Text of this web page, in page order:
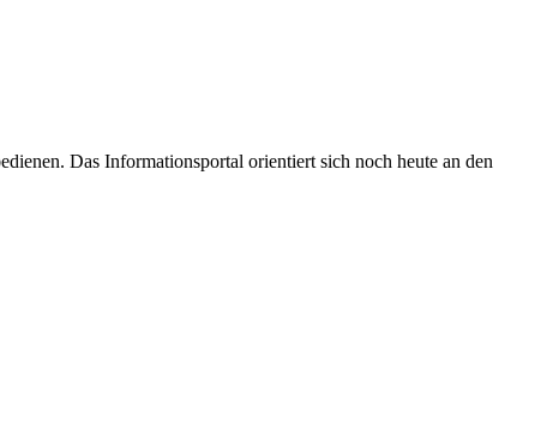
Das Informationsportal orientiert sich noch heute an den